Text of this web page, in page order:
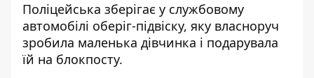
Поліцейська зберігає у службовому
автомобілі оберіг-підвіску, яку власноруч
зробила маленька дівчинка і подарувала
їй на блокпосту.